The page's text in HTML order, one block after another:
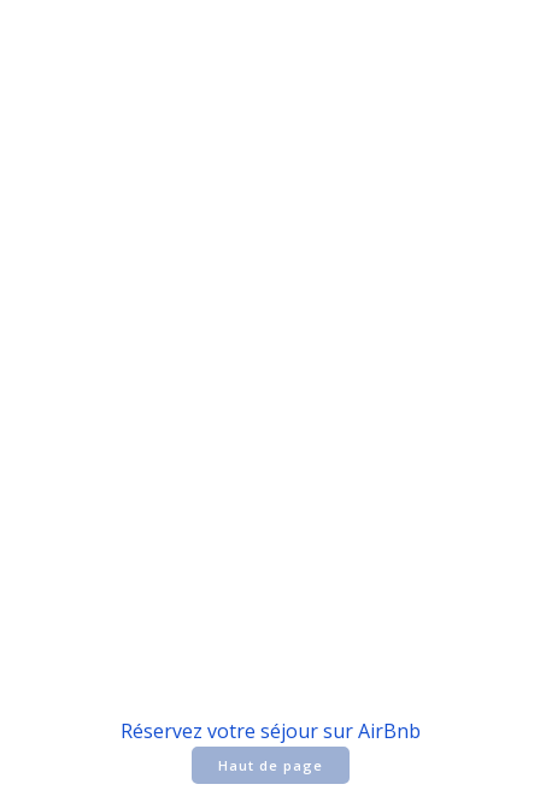
Réservez votre séjour sur AirBnb
Haut de page